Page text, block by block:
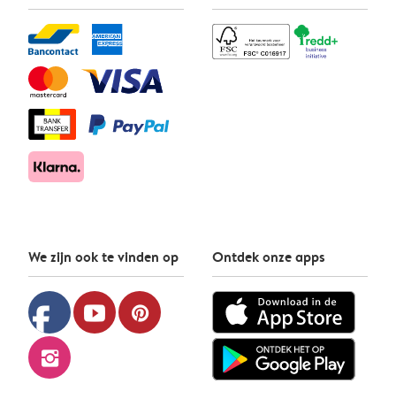
We zijn ook te vinden op
facebook youtube pinterest
instagram
Ontdek onze apps